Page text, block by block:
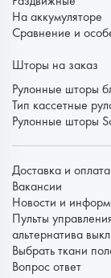
На аккумуляторе
Сравнение и
Шторы на заказ
Рулонные шторы
Тип кассетные
Рулонные шторы
Доставка и
Вакансии
Новости и
Пульты управления
альтернатива
Выбрать ткани
Вопрос ответ